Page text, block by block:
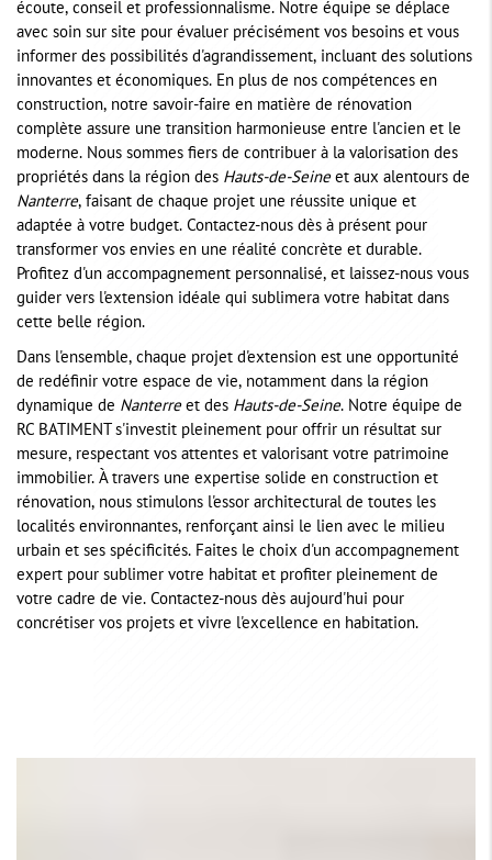
écoute, conseil et professionnalisme. Notre équipe se déplace
avec soin sur site pour évaluer précisément vos besoins et vous
informer des possibilités d'agrandissement, incluant des solutions
innovantes et économiques. En plus de nos compétences en
construction, notre savoir-faire en matière de rénovation
complète assure une transition harmonieuse entre l'ancien et le
moderne. Nous sommes fiers de contribuer à la valorisation des
propriétés dans la région des Hauts-de-Seineet aux alentours de
Nanterre, faisant de chaque projet une réussite unique et
adaptée à votre budget. Contactez-nous dès à présent pour
transformer vos envies en une réalité concrète et durable.
Profitez d'un accompagnement personnalisé, et laissez-nous vous
guider vers l'extension idéale qui sublimera votre habitat dans
cette belle région.
Dans l'ensemble, chaque projet d'extension est une opportunité
de redéfinir votre espace de vie, notamment dans la région
dynamique de Nanterreet des Hauts-de-Seine. Notre équipe de
RC BATIMENT s'investit pleinement pour offrir un résultat sur
mesure, respectant vos attentes et valorisant votre patrimoine
immobilier. À travers une expertise solide en construction et
rénovation, nous stimulons l'essor architectural de toutes les
localités environnantes, renforçant ainsi le lien avec le milieu
urbain et ses spécificités. Faites le choix d'un accompagnement
expert pour sublimer votre habitat et profiter pleinement de
votre cadre de vie. Contactez-nous dès aujourd'hui pour
concrétiser vos projets et vivre l'excellence en habitation.